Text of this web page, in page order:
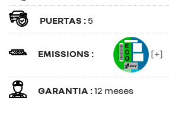
PUERTAS : 5
EMISSIONS : [+]
GARANTIA :12 meses